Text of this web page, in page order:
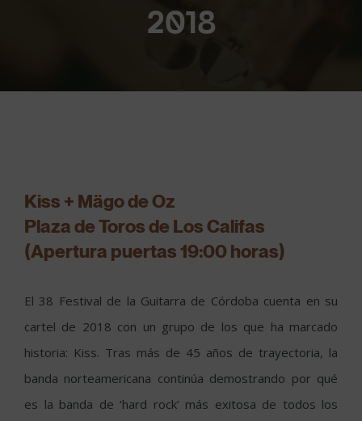
2018
Kiss + Mägo de Oz
Plaza de Toros de Los Califas
(Apertura puertas 19:00 horas)
El 38 Festival de la Guitarra de Córdoba cuenta en su
cartel de 2018 con un grupo de los que ha marcado
historia: Kiss. Tras más de 45 años de trayectoria, la
banda norteamericana continúa demostrando por qué
es la banda de ‘hard rock’ más exitosa de todos los